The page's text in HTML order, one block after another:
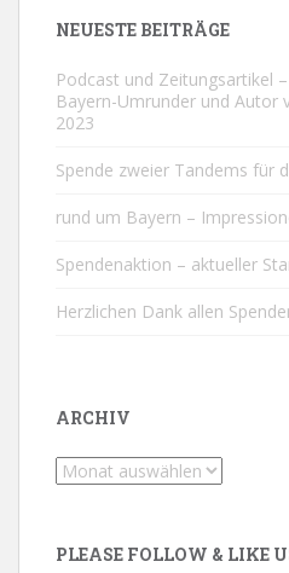
NEUESTE BEITRÄGE
Podcast und Zeitungsartikel
Bayern-Umrunder und Autor
2023
Spende zweier Tandems für
rund um Bayern –
Spendenaktion – aktueller
Herzlichen Dank allen
ARCHIV
Archiv
PLEASE FOLLOW & LIKE